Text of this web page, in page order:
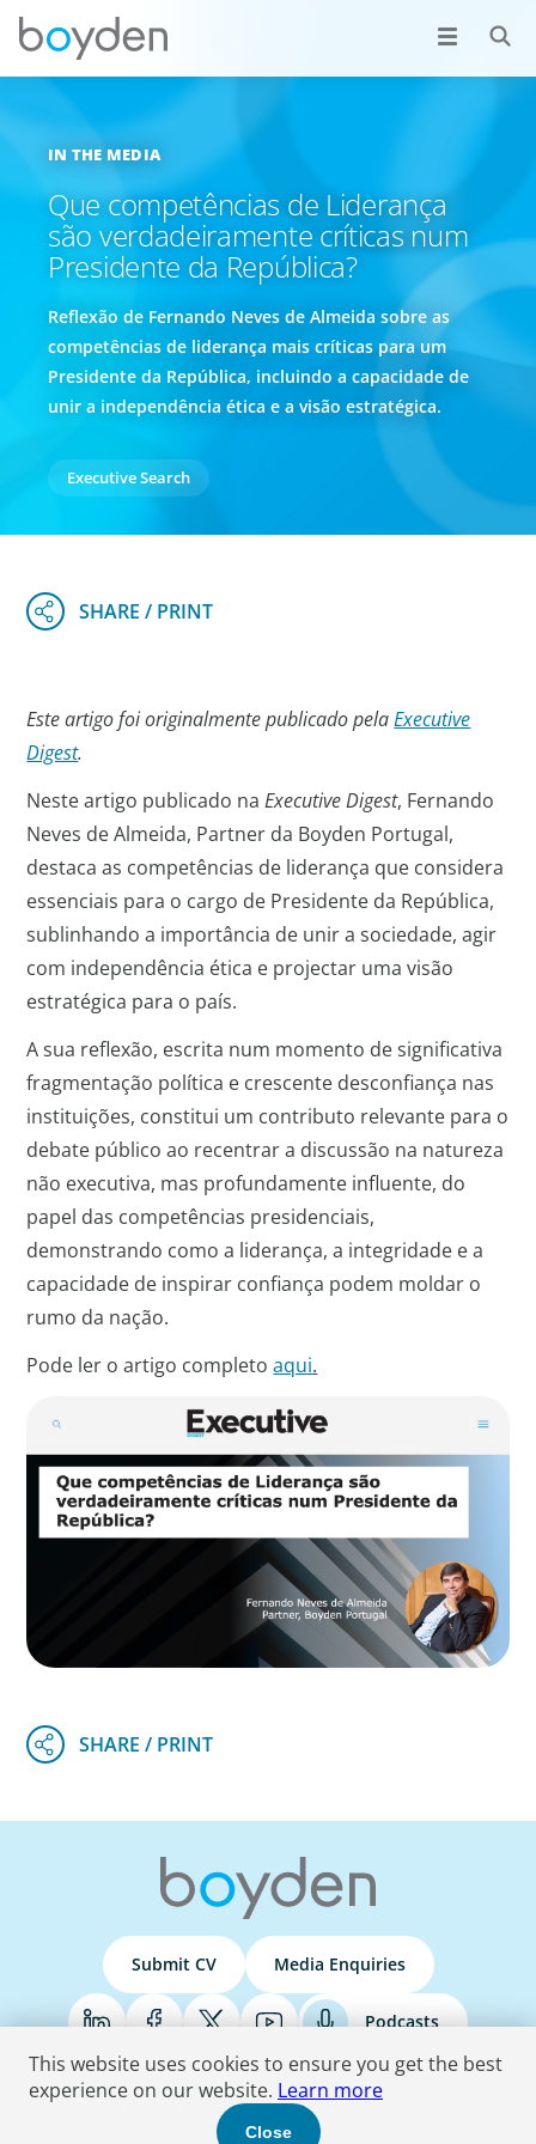
IN THE MEDIA
Que competências de Liderança
são verdadeiramente críticas num
Presidente da República?
Reflexão de Fernando Neves de Almeida sobre as
competências de liderança mais críticas para um
Presidente da República, incluindo a capacidade de
unir a independência ética e a visão estratégica.
Executive Search
Este artigo foi originalmente publicado pelaExecutive
Digest.
Neste artigo publicado naExecutive Digest, Fernando
Neves de Almeida, Partner da Boyden Portugal,
destaca as competências de liderança que considera
essenciais para o cargo de Presidente da República,
sublinhando a importância de unir a sociedade, agir
com independência ética e projectar uma visão
estratégica para o país.
A sua reflexão, escrita num momento de significativa
fragmentação política e crescente desconfiança nas
instituições, constitui um contributo relevante para o
debate público ao recentrar a discussão na natureza
não executiva, mas profundamente influente, do
papel das competências presidenciais,
demonstrando como a liderança, a integridade e a
capacidade de inspirar confiança podem moldar o
rumo da nação.
Pode ler o artigo completoaqui.
Submit CV Media Enquiries
Podcasts
Terms & Conditions Privacy Policy Do Not Sell Accessibility Statement
This website uses cookies to ensure you get the best
experience on our website. Learn more
Close